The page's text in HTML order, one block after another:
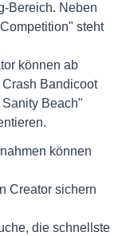
Bereich. Neben
steht
können ab
Bandicoot
Beach"
können
Creator sichern
die schnellste